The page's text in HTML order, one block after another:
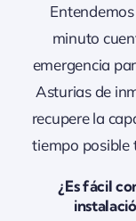
minuto
emergencia
Asturias de
recupere la
tiempo posible
¿Es fácil